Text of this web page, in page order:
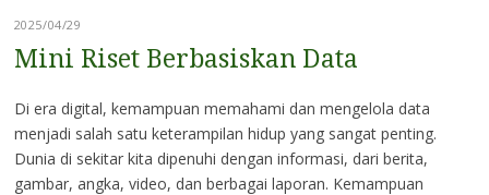
2025/04/29
Mini Riset Berbasiskan Data
Di era digital, kemampuan memahami dan mengelola data
menjadi salah satu keterampilan hidup yang sangat penting.
Dunia di sekitar kita dipenuhi dengan informasi, dari berita,
gambar, angka, video, dan berbagai laporan. Kemampuan